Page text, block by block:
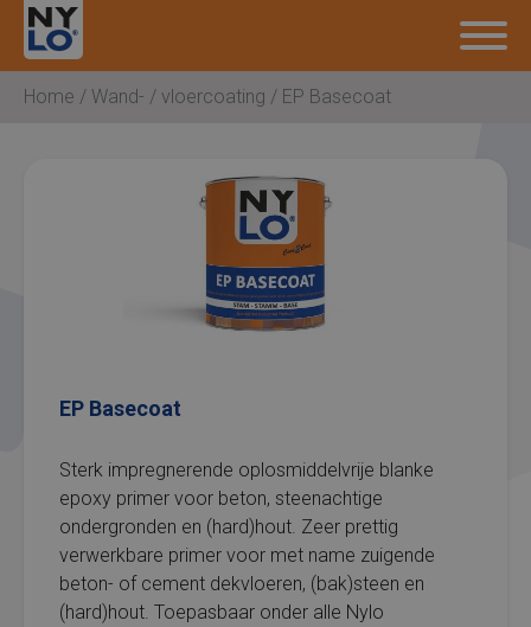
Nylocoatings
Home / Wand- / vloercoating / EP Basecoat
EP Basecoat
Sterk impregnerende oplosmiddelvrije blanke
epoxy primer voor beton, steenachtige
ondergronden en (hard)hout. Zeer prettig
verwerkbare primer voor met name zuigende
beton- of cement dekvloeren, (bak)steen en
(hard)hout. Toepasbaar onder alle Nylo